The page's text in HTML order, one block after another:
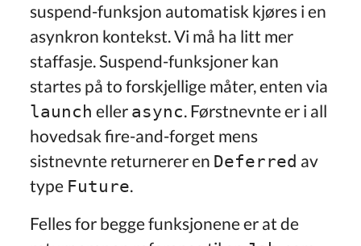
suspend-funksjon automatisk kjøres i en
asynkron kontekst. Vi må ha litt mer
staffasje. Suspend-funksjoner kan
startes på to forskjellige måter, enten via
launch eller async. Førstnevnte er i all
hovedsak fire-and-forget mens
sistnevnte returnerer en Deferred av
type Future.
Felles for begge funksjonene er at de